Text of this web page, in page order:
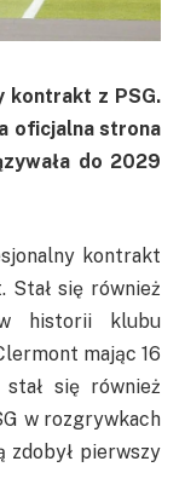
kontrakt z PSG.
oficjalna strona
do 2029
kontrakt
Stał się również
w historii klubu
mając 16
się również
w rozgrywkach
zdobył pierwszy